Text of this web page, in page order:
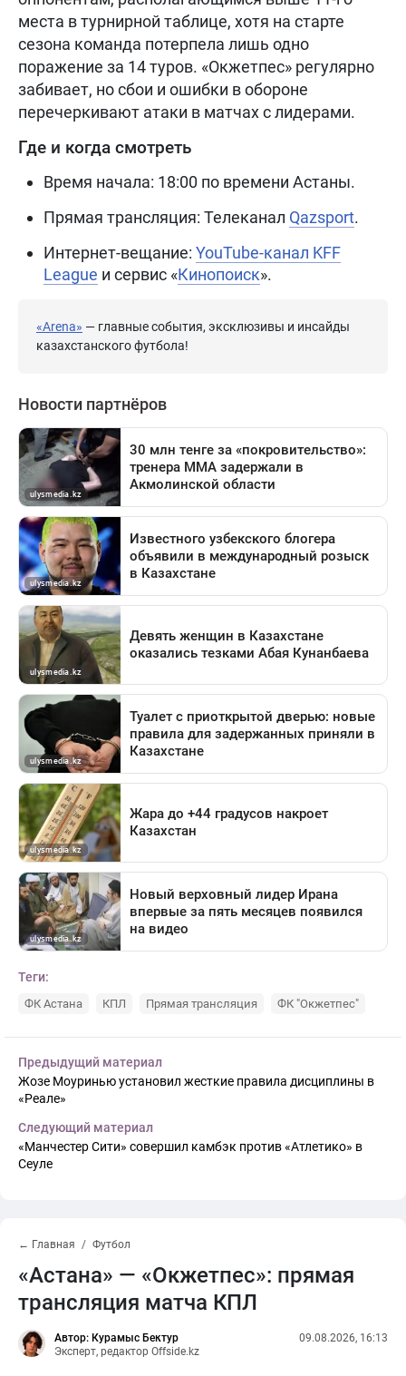
места в турнирной таблице, хотя на старте
сезона команда потерпела лишь одно
поражение за 14 туров. «Окжетпес» регулярно
забивает, но сбои и ошибки в обороне
перечеркивают атаки в матчах с лидерами.
Где и когда смотреть
Время начала: 18:00 по времени Астаны.
Прямая трансляция: Телеканал Qazsport.
Интернет-вещание: YouTube-канал KFF
League и сервис «Кинопоиск».
«Arena» — главные события, эксклюзивы и инсайды
казахстанского футбола!
Теги:
ФК Астана КПЛ Прямая трансляция ФК "Окжетпес"
Предыдущий материал
Жозе Моуринью установил жесткие правила дисциплины в
«Реале»
Следующий материал
«Манчестер Сити» совершил камбэк против «Атлетико» в
Сеуле
← Главная Футбол
«Астана» — «Окжетпес»: прямая
трансляция матча КПЛ
Автор: Курамыс Бектур
Эксперт, редактор Offside.kz
09.08.2026, 16:13